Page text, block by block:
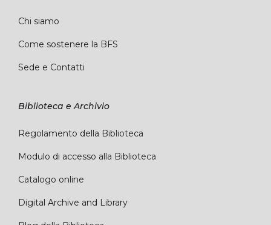
Chi siamo
Come sostenere la BFS
Sede e Contatti
Biblioteca e Archivio
Regolamento della Biblioteca
Modulo di accesso alla Biblioteca
Catalogo online
Digital Archive and Library